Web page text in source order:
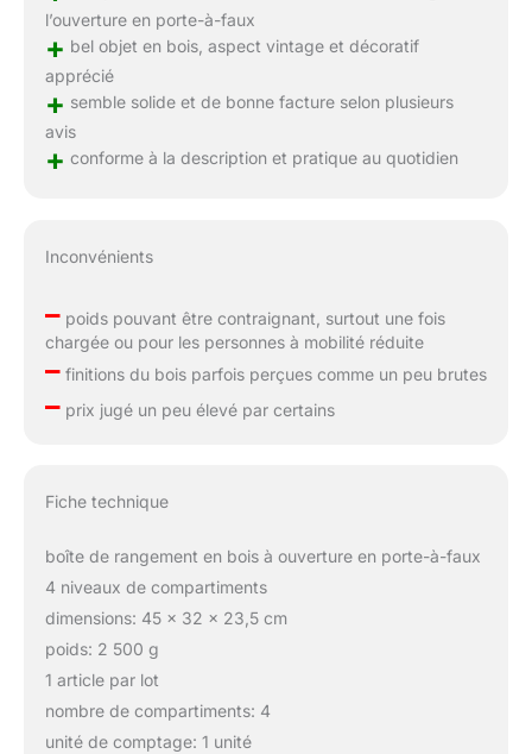
l’ouverture en porte-à-faux
+ bel objet en bois, aspect vintage et décoratif
apprécié
+ semble solide et de bonne facture selon plusieurs
avis
+ conforme à la description et pratique au quotidien
Inconvénients
–poids pouvant être contraignant, surtout une fois
chargée ou pour les personnes à mobilité réduite
–finitions du bois parfois perçues comme un peu brutes
–prix jugé un peu élevé par certains
Fiche technique
boîte de rangement en bois à ouverture en porte-à-faux
4 niveaux de compartiments
dimensions: 45 x 32 x 23,5 cm
poids: 2 500 g
1 article par lot
nombre de compartiments: 4
unité de comptage: 1 unité